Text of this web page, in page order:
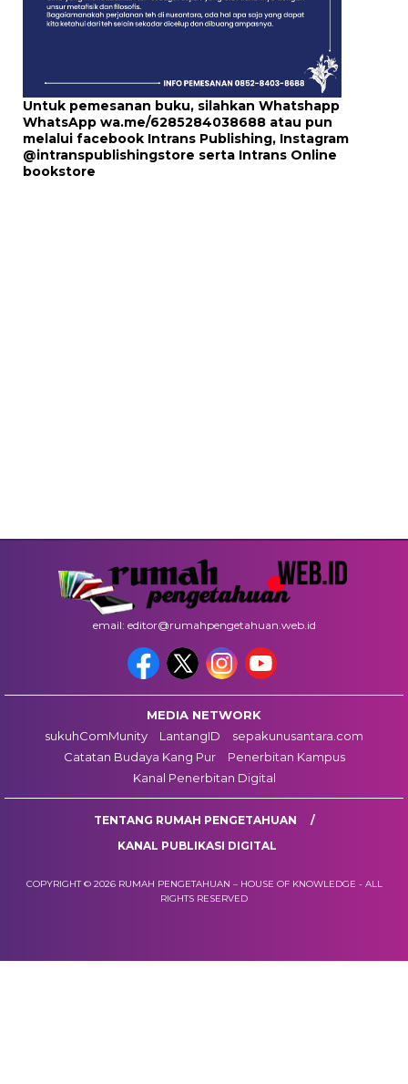
Untuk pemesanan buku, silahkan Whatshapp
WhatsApp wa.me/6285284038688 atau pun
melalui facebook Intrans Publishing, Instagram
@intranspublishingstore serta Intrans Online
bookstore
email: editor@rumahpengetahuan.web.id
MEDIA NETWORK
sukuhComMunity
LantangID
sepakunusantara.com
Catatan Budaya Kang Pur
Penerbitan Kampus
Kanal Penerbitan Digital
TENTANG RUMAH PENGETAHUAN
KANAL PUBLIKASI DIGITAL
COPYRIGHT © 2026 RUMAH PENGETAHUAN – HOUSE OF KNOWLEDGE - ALL
RIGHTS RESERVED